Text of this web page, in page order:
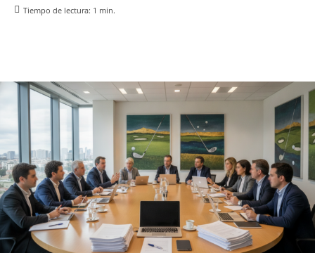
Tiempo de lectura: 1 min.